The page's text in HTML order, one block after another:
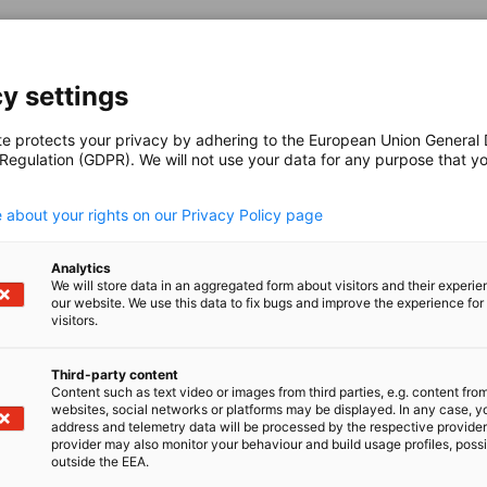
X di Xing
Salin URL ke papan klip
settings
protects your privacy by adhering to the European Union General
(GDPR). We will not use your data for any purpose that
about your rights on our Privacy Policy page
Analytics
We will store data in an aggregated form about visitors and their
our website. We use this data to fix bugs and improve the experience for
visitors.
Third-party content
Content such as text video or images from third parties, e.g. content
websites, social networks or platforms may be displayed. In any case,
address and telemetry data will be processed by the respective
provider may also monitor your behaviour and build usage profiles,
outside the EEA.